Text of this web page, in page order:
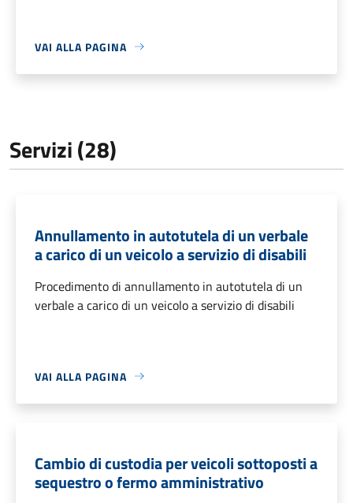
VAI ALLA PAGINA
Servizi (28)
Annullamento in autotutela di un verbale
a carico di un veicolo a servizio di disabili
Procedimento di annullamento in autotutela di un
verbale a carico di un veicolo a servizio di disabili
VAI ALLA PAGINA
Cambio di custodia per veicoli sottoposti a
sequestro o fermo amministrativo